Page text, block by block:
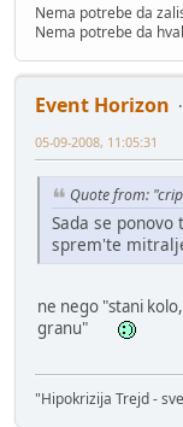
Nema potrebe da
Nema potrebe da
Event Horizon
05-09-2008, 11:05:31
Quote from:
Sada se
sprem'te
ne nego "stani
granu"
"Hipokrizija Trejd -